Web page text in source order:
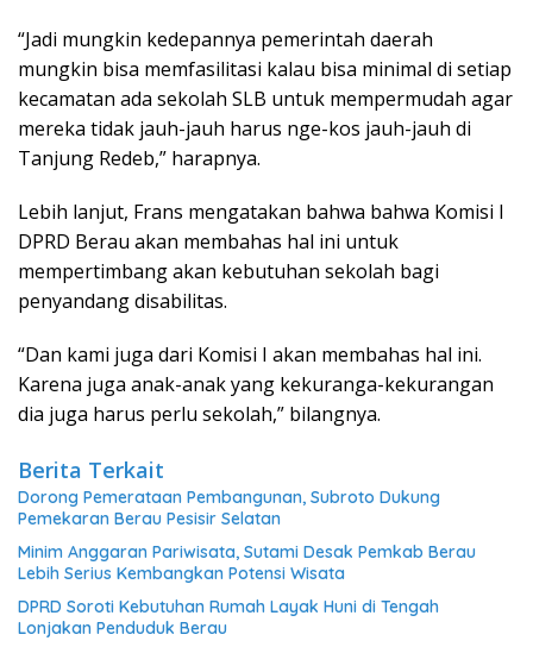
“Jadi mungkin kedepannya pemerintah daerah
mungkin bisa memfasilitasi kalau bisa minimal di setiap
kecamatan ada sekolah SLB untuk mempermudah agar
mereka tidak jauh-jauh harus nge-kos jauh-jauh di
Tanjung Redeb,” harapnya.
Lebih lanjut, Frans mengatakan bahwa bahwa Komisi I
DPRD Berau akan membahas hal ini untuk
mempertimbang akan kebutuhan sekolah bagi
penyandang disabilitas.
“Dan kami juga dari Komisi I akan membahas hal ini.
Karena juga anak-anak yang kekuranga-kekurangan
dia juga harus perlu sekolah,” bilangnya.
Berita Terkait
Dorong Pemerataan Pembangunan, Subroto Dukung
Pemekaran Berau Pesisir Selatan
Minim Anggaran Pariwisata, Sutami Desak Pemkab Berau
Lebih Serius Kembangkan Potensi Wisata
DPRD Soroti Kebutuhan Rumah Layak Huni di Tengah
Lonjakan Penduduk Berau